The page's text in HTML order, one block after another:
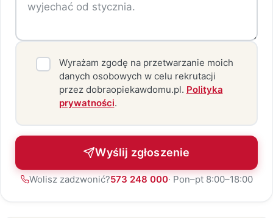
Wyrażam zgodę na przetwarzanie moich
danych osobowych w celu rekrutacji
przez dobraopiekawdomu.pl. Polityka
prywatności.
Wyślij zgłoszenie
Wolisz zadzwonić?573 248 000· Pon–pt 8:00–18:00